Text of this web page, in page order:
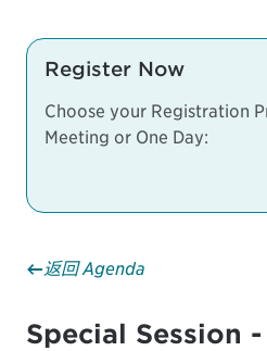
Register Now
Choose your Registration
Meeting or One Day:
返回 Agenda
Special Session -